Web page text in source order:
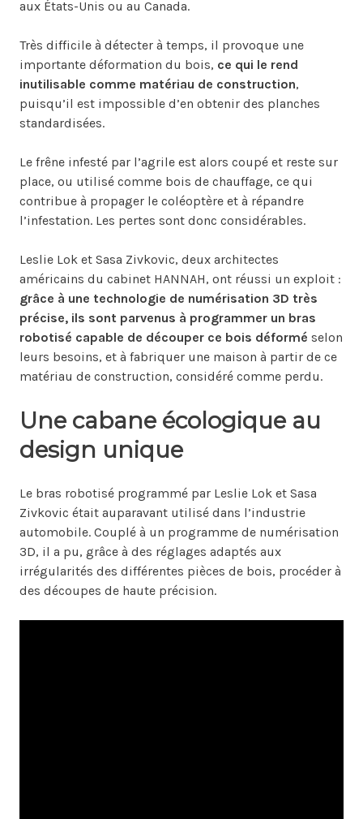
aux États-Unis ou au Canada.
Très difficile à détecter à temps, il provoque une
importante déformation du bois, ce qui le rend
inutilisable comme matériau de construction,
puisqu’il est impossible d’en obtenir des planches
standardisées.
Le frêne infesté par l’agrile est alors coupé et reste sur
place, ou utilisé comme bois de chauffage, ce qui
contribue à propager le coléoptère et à répandre
l’infestation. Les pertes sont donc considérables.
Leslie Lok et Sasa Zivkovic, deux architectes
américains du cabinet HANNAH, ont réussi un exploit :
grâce à une technologie de numérisation 3D très
précise, ils sont parvenus à programmer un bras
robotisé capable de découper ce bois déformé selon
leurs besoins, et à fabriquer une maison à partir de ce
matériau de construction, considéré comme perdu.
Une cabane écologique au
design unique
Le bras robotisé programmé par Leslie Lok et Sasa
Zivkovic était auparavant utilisé dans l’industrie
automobile. Couplé à un programme de numérisation
3D, il a pu, grâce à des réglages adaptés aux
irrégularités des différentes pièces de bois, procéder à
des découpes de haute précision.